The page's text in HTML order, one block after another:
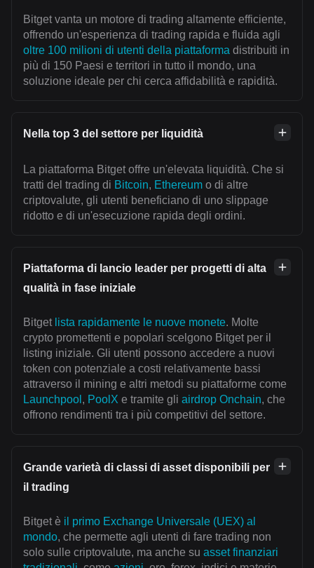
Bitget vanta un motore di trading altamente efficiente,
offrendo un'esperienza di trading rapida e fluida agli
oltre 100 milioni di utenti della piattaforma distribuiti in
più di 150 Paesi e territori in tutto il mondo, una
soluzione ideale per chi cerca affidabilità e rapidità.
Nella top 3 del settore per liquidità
La piattaforma Bitget offre un'elevata liquidità. Che si
tratti del trading di Bitcoin, Ethereum o di altre
criptovalute, gli utenti beneficiano di uno slippage
ridotto e di un'esecuzione rapida degli ordini.
Piattaforma di lancio leader per progetti di alta
qualità in fase iniziale
Bitget lista rapidamente le nuove monete. Molte
crypto promettenti e popolari scelgono Bitget per il
listing iniziale. Gli utenti possono accedere a nuovi
token con potenziale a costi relativamente bassi
attraverso il mining e altri metodi su piattaforme come
Launchpool , PoolX e tramite gli airdrop Onchain, che
offrono rendimenti tra i più competitivi del settore.
Grande varietà di classi di asset disponibili per
il trading
Bitget è il primo Exchange Universale (UEX) al
mondo, che permette agli utenti di fare trading non
solo sulle criptovalute, ma anche su asset finanziari